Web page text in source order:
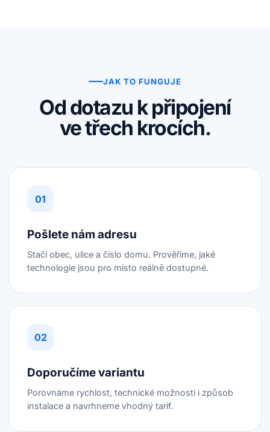
JAK TO FUNGUJE
Od dotazu k připojení
ve třech krocích.
Pošlete nám adresu
Stačí obec, ulice a číslo domu. Prověříme, jaké
technologie jsou pro místo reálně dostupné.
Doporučíme variantu
Porovnáme rychlost, technické možnosti i způsob
instalace a navrhneme vhodný tarif.